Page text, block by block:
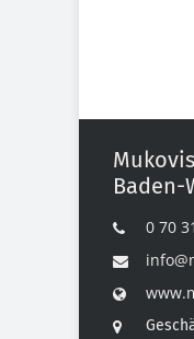
Baden-
0 70